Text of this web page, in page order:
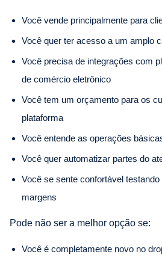
Você vende principalmente para
Você quer ter acesso a um amplo
Você precisa de integrações com
de comércio eletrônico
Você tem um orçamento para os
plataforma
Você entende as operações
Você quer automatizar partes do
Você se sente confortável
margens
Pode não ser a melhor opção se:
Você é completamente novo no